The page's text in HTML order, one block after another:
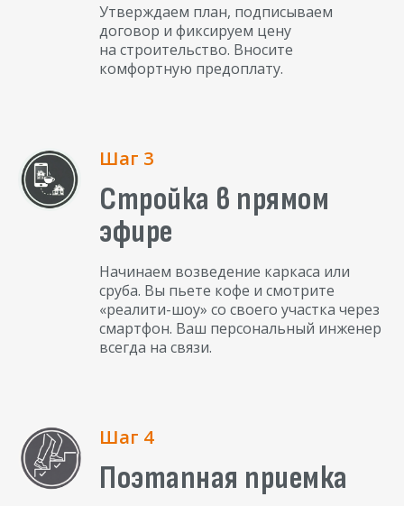
Утверждаем план, подписываем
договор и фиксируем цену
на строительство. Вносите
комфортную предоплату.
Шаг 3
Стройка в прямом
эфире
Начинаем возведение каркаса или
сруба. Вы пьете кофе и смотрите
«реалити-шоу» со своего участка через
смартфон. Ваш персональный инженер
всегда на связи.
Шаг 4
Поэтапная приемка